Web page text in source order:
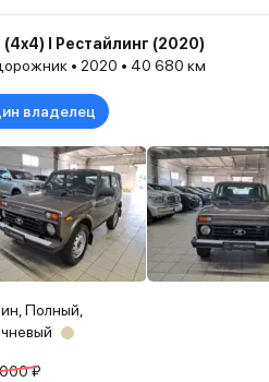
(4x4) I Рестайлинг (2020)
• 2020 • 40 680 км
владелец
Полный,
₽